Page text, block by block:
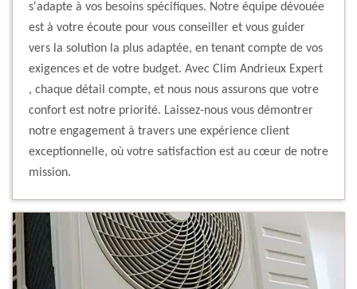
s'adapte à vos besoins spécifiques. Notre équipe dévouée
est à votre écoute pour vous conseiller et vous guider
vers la solution la plus adaptée, en tenant compte de vos
exigences et de votre budget. Avec Clim Andrieux Expert
, chaque détail compte, et nous nous assurons que votre
confort est notre priorité. Laissez-nous vous démontrer
notre engagement à travers une expérience client
exceptionnelle, où votre satisfaction est au cœur de notre
mission.